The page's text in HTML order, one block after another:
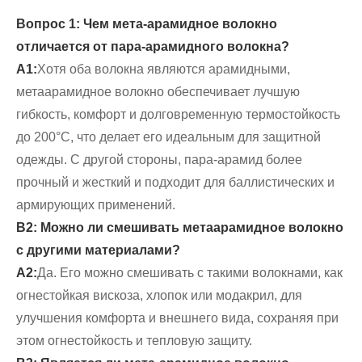
Вопрос 1: Чем мета-арамидное волокно
отличается от пара-арамидного волокна?
А1:Хотя оба волокна являются арамидными,
метаарамидное волокно обеспечивает лучшую
гибкость, комфорт и долговременную термостойкость
до 200°C, что делает его идеальным для защитной
одежды. С другой стороны, пара-арамид более
прочный и жесткий и подходит для баллистических и
армирующих применений.
В2: Можно ли смешивать метаарамидное волокно
с другими материалами?
А2:Да. Его можно смешивать с такими волокнами, как
огнестойкая вискоза, хлопок или модакрил, для
улучшения комфорта и внешнего вида, сохраняя при
этом огнестойкость и тепловую защиту.